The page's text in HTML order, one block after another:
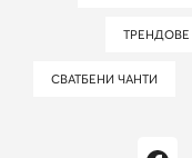
ТРЕНДОВЕ
СВАТБЕНИ ЧАНТИ